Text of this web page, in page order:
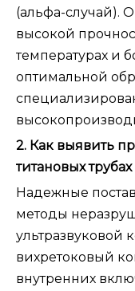
(альфа-случай).
высокой
температурах и
оптимальной
2. Как выявить
титановых
Надежные
методы
ультразвуковой
вихретоковый
внутренних